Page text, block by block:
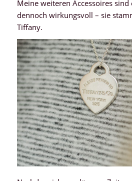
Meine weiteren Accessoires
dennoch wirkungsvoll – sie
Tiffany.